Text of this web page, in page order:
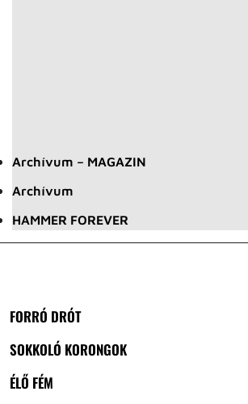
Archívum – MAGAZIN
Archívum
HAMMER FOREVER
FORRÓ DRÓT
SOKKOLÓ KORONGOK
ÉLŐ FÉM